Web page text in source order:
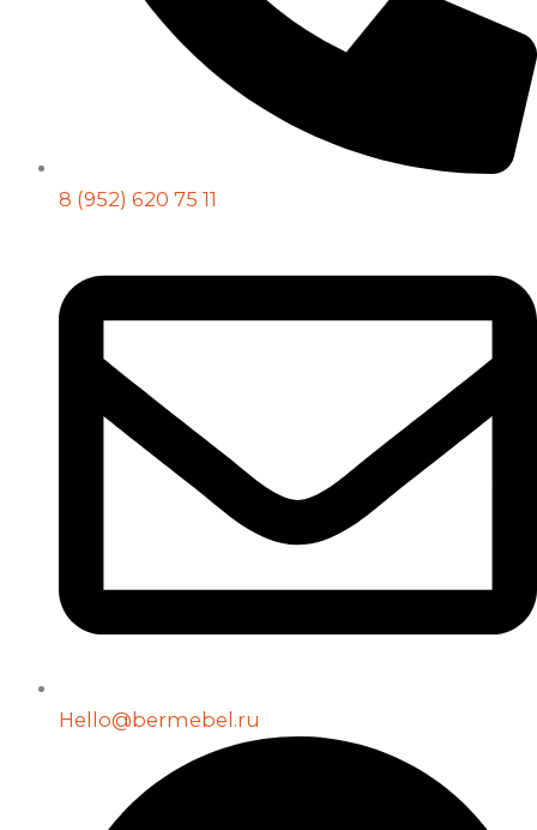
8 (952) 620 75 11
Hello@bermebel.ru